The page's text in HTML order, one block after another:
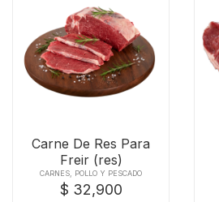
Carne De Res Para
Freir (res)
CARNES, POLLO Y PESCADO
$ 32,900